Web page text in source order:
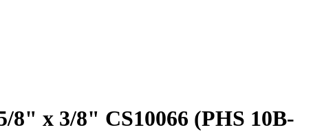
8" x 3/8" CS10066 (PHS 10B-